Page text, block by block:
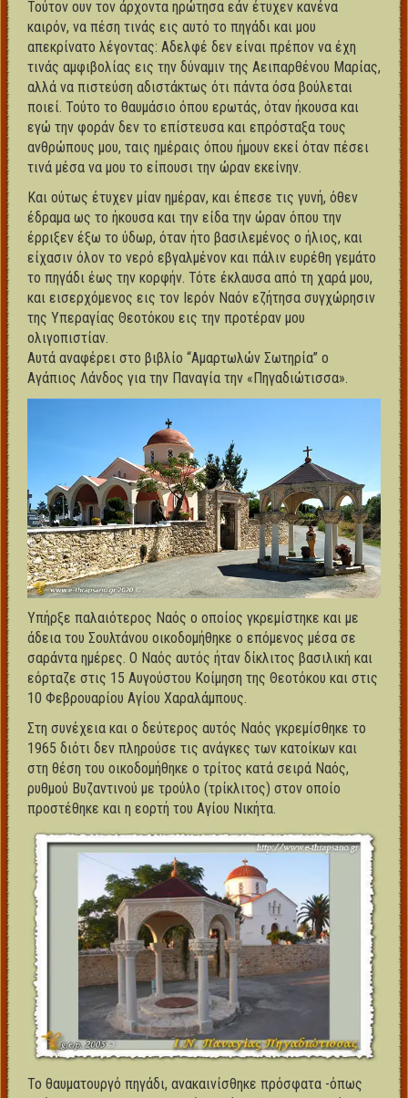
Τούτον ουν τον άρχοντα ηρώτησα εάν έτυχεν κανένα
καιρόν, να πέση τινάς εις αυτό το πηγάδι και μου
απεκρίνατο λέγοντας: Αδελφέ δεν είναι πρέπον να έχη
τινάς αμφιβολίας εις την δύναμιν της Αειπαρθένου Μαρίας,
αλλά να πιστεύση αδιστάκτως ότι πάντα όσα βούλεται
ποιεί. Τούτο το θαυμάσιο όπου ερωτάς, όταν ήκουσα και
εγώ την φοράν δεν το επίστευσα και επρόσταξα τους
ανθρώπους μου, ταις ημέραις όπου ήμουν εκεί όταν πέσει
τινά μέσα να μου το είπουσι την ώραν εκείνην.
Και ούτως έτυχεν μίαν ημέραν, και έπεσε τις γυνή, όθεν
έδραμα ως το ήκουσα και την είδα την ώραν όπου την
έρριξεν έξω το ύδωρ, όταν ήτο βασιλεμένος ο ήλιος, και
είχασιν όλον το νερό εβγαλμένον και πάλιν ευρέθη γεμάτο
το πηγάδι έως την κορφήν. Τότε έκλαυσα από τη χαρά μου,
και εισερχόμενος εις τον Ιερόν Ναόν εζήτησα συγχώρησιν
της Υπεραγίας Θεοτόκου εις την προτέραν μου
ολιγοπιστίαν.
Αυτά αναφέρει στο βιβλίο “Αμαρτωλών Σωτηρία” ο
Αγάπιος Λάνδος για την Παναγία την «Πηγαδιώτισσα».
Υπήρξε παλαιότερος Ναός ο οποίος γκρεμίστηκε και με
άδεια του Σουλτάνου οικοδομήθηκε ο επόμενος μέσα σε
σαράντα ημέρες. Ο Ναός αυτός ήταν δίκλιτος βασιλική και
εόρταζε στις 15 Αυγούστου Κοίμηση της Θεοτόκου και στις
10 Φεβρουαρίου Αγίου Χαραλάμπους.
Στη συνέχεια και ο δεύτερος αυτός Ναός γκρεμίσθηκε το
1965 διότι δεν πληρούσε τις ανάγκες των κατοίκων και
στη θέση του οικοδομήθηκε ο τρίτος κατά σειρά Ναός,
ρυθμού Βυζαντινού με τρούλο (τρίκλιτος) στον οποίο
προστέθηκε και η εορτή του Αγίου Νικήτα.
Το θαυματουργό πηγάδι, ανακαινίσθηκε πρόσφατα -όπως